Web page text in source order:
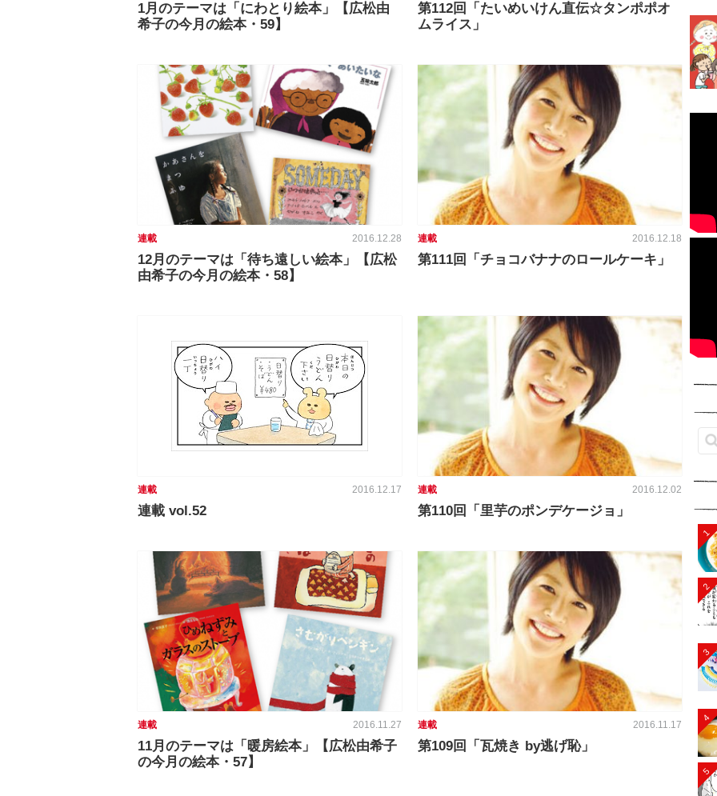
1月のテーマは「にわとり絵本」【広松由
希子の今月の絵本・59】
第112回「たいめいけん直伝☆タンポポオ
ムライス」
連載 2016.12.28
12月のテーマは「待ち遠しい絵本」【広松
由希子の今月の絵本・58】
連載 2016.12.18
第111回「チョコバナナのロールケーキ」
連載 2016.12.17
連載 vol.52
連載 2016.12.02
第110回「里芋のポンデケージョ」
連載 2016.11.27
11月のテーマは「暖房絵本」【広松由希子
の今月の絵本・57】
連載 2016.11.17
第109回「瓦焼き by逃げ恥」
1
2
3
4
5